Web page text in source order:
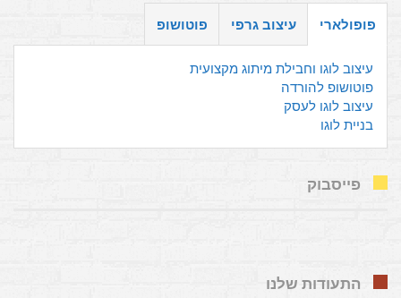
פופולארי עיצוב גרפי פוטושופ
עיצוב לוגו וחבילת מיתוג מקצועית
פוטושופ להורדה
עיצוב לוגו לעסק
בניית לוגו
פייסבוק
התעודות שלנו